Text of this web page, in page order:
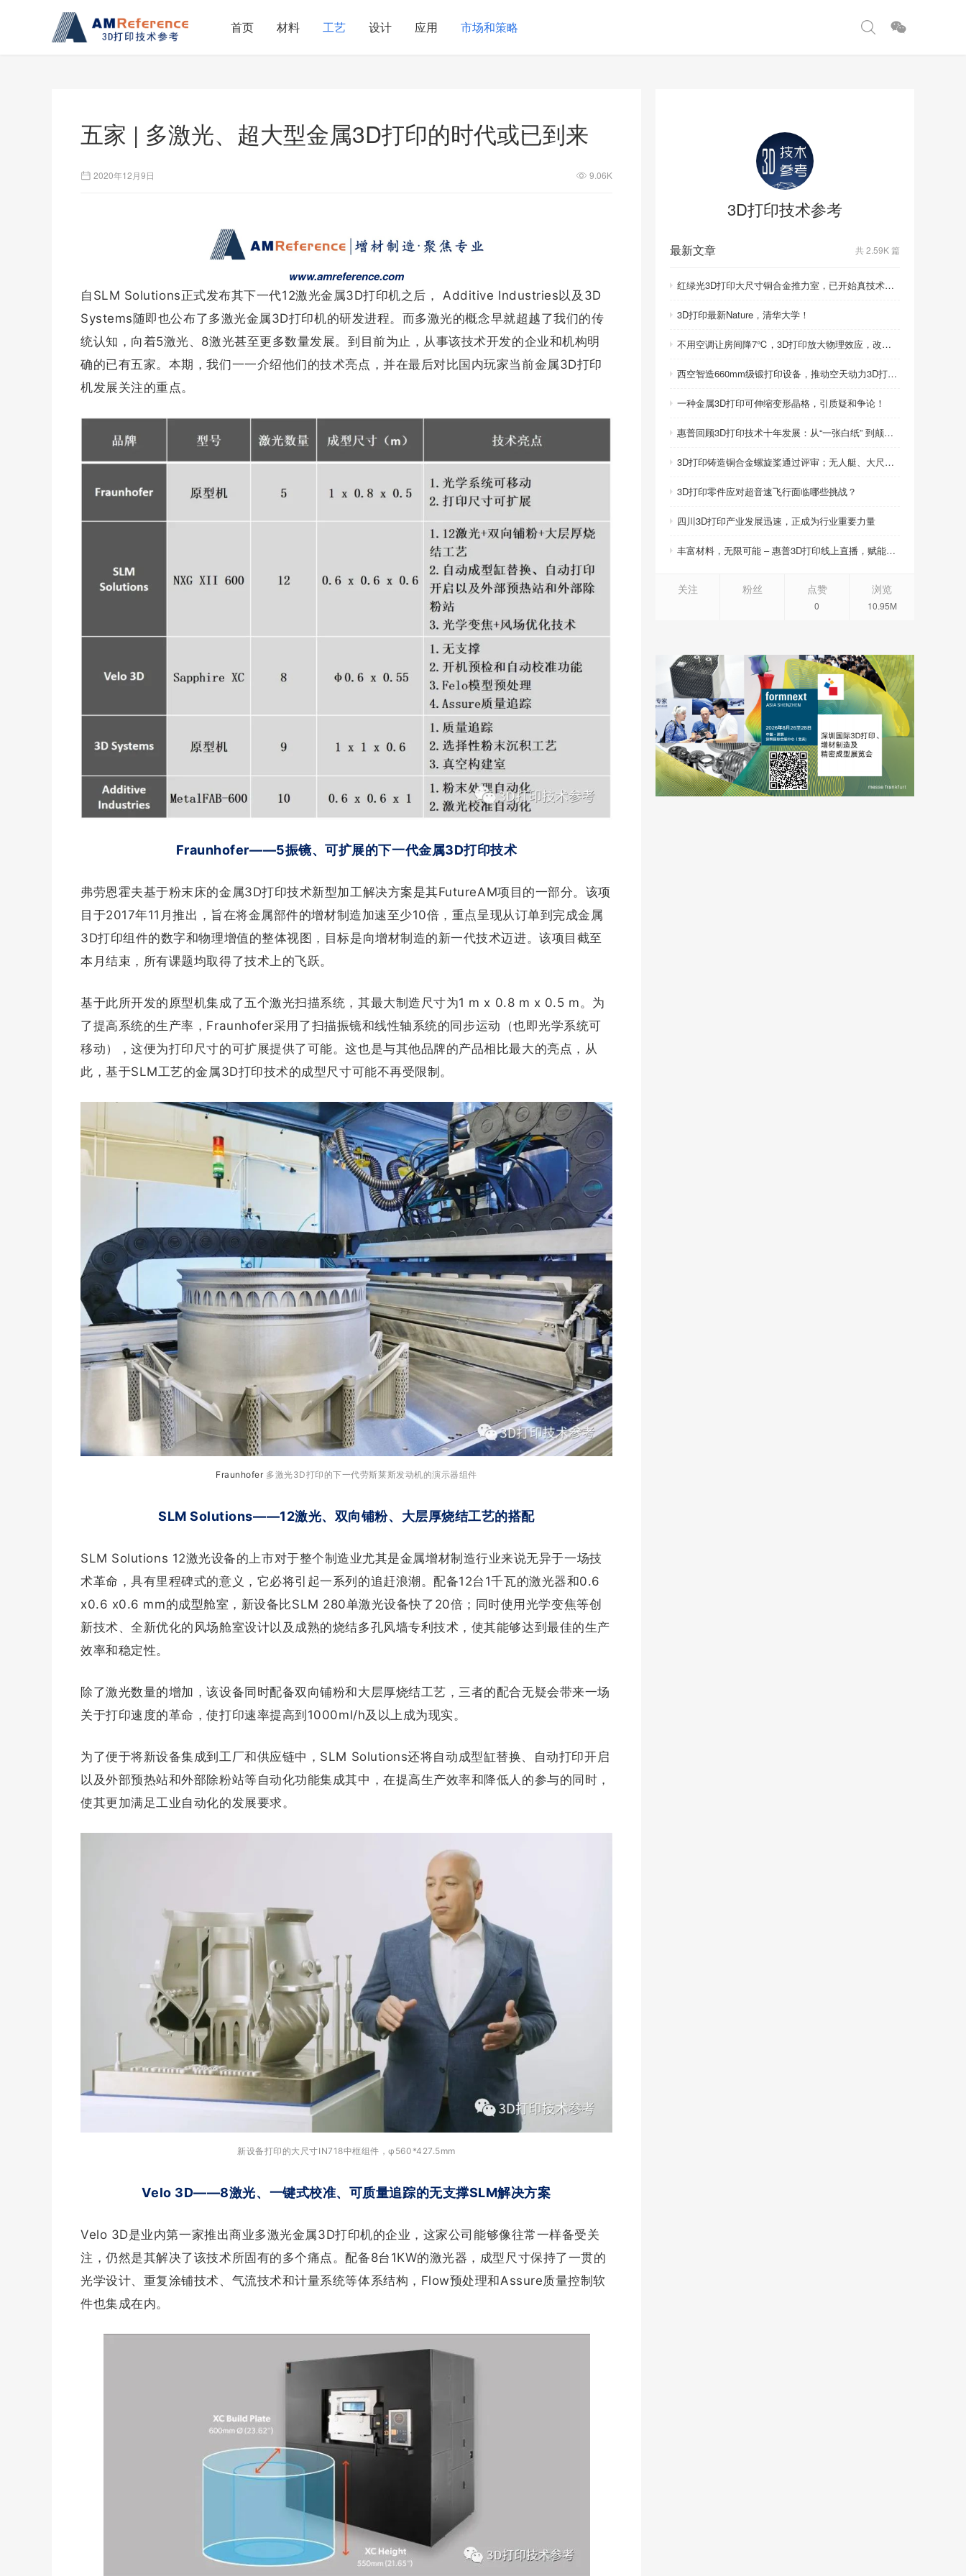
首页 材料 工艺 设计 应用 市场和策略
五家 | 多激光、超大型金属3D打印的时代或已到来
2020年12月9日 9.06K
www.amreference.com
自SLM Solutions正式发布其下一代12激光金属3D打印机之后， Additive Industries以及3D
Systems随即也公布了多激光金属3D打印机的研发进程。而多激光的概念早就超越了我们的传
统认知，向着5激光、8激光甚至更多数量发展。到目前为止，从事该技术开发的企业和机构明
确的已有五家。本期，我们一一介绍他们的技术亮 点，并在最后对比国内玩家当前金属3D打印
机发展关注的重点。
Fraunhofer——5振镜、可扩展的下一代金属3D打印技术
弗劳恩霍夫基于粉末床的金属3D打印技术新型加工解决方案是其FutureAM项目的一部分。该项
目于2017年11月推出，旨在将金属部件的增材制造加速至少10倍，重点呈现从订单到完成金属
3D打印组件的数字和物理增值的整体视图，目标是向增材制造的新一代技术迈进。该项目截至
本月结束，所有课题均取得了技术上的飞跃。
基于此所开发的原型机集成了五个激光扫描系统，其最大制造尺寸为1 m x 0.8 m x 0.5 m。为
了提高系统的生产率，Fraunhofer采用了扫描振镜和线性轴系统的同步运动（也即光学系统可
移动），这便为打印尺寸的可扩展提供了可能。这也是与其他品牌的产品相比最大的亮点，从
此，基于SLM工艺的金属3D打印技术的成型尺寸可能不再受限制。
Fraunhofer 多激光3D打印的下一代劳斯莱斯发动机的演示器组件
SLM Solutions——12激光、双向铺粉、大层厚烧结工艺的搭配
SLM Solutions 12激光设备的上市对于整个制造业尤其是金属增材制造行业来说无异于一场技
术革命，具有里程碑式的意义，它必将引起一系列的追赶浪潮。配备12台1千瓦的激光器和0.6
x0.6 x0.6 mm的成型舱室，新设备比SLM 280单激光设备快了20倍； 同时使用光学变焦等创
新技术、全新优化的风场舱室设计以及成熟的烧结多孔风墙专利技术，使其能够达到最佳的生产
效率和稳定性。
除了激光数量的增加，该设备同时配备双向铺粉和大层厚烧结工艺，三者的配合无疑会带来一场
关于打印速度的革命，使打印速率提高到1000ml/h及以上成为现实。
为了便于将新设备集成到工厂和供应链中，SLM Solutions还将自动成型缸替换、自动打印开启
以及外部预热站和外部除粉站等自动化功能集成其中，在提高生产效率和降低人的参与的同时，
使其更加满足工业自动化的发展要求。
新设备打印的大尺寸IN718中框组件，φ560*427.5mm
Velo 3D——8激光、一键式校准、可质量追踪的无支撑SLM解决方案
Velo 3D是业内第一家推出商业多激光金属3D打印机的企业，这家公司能够像往常一样备受关
注，仍然是其解决了该技术所固有的多个痛点。配备8台1KW的激光器，成型尺寸保持了一贯的
光学设计、重复涂铺技术、气流技术和计量系统等体系结构，Flow预处理和Assure质量控制软
件也集成在内。
3D打印技术参考
最新文章 共 2.59K 篇
红绿光3D打印大尺寸铜合金推力室，已开始真技术比拼！
3D打印最新Nature，清华大学！
不用空调让房间降7℃，3D打印放大物理效应，改写制冷模式
西空智造660mm级锻打印设备，推动空天动力3D打印智造升级
一种金属3D打印可伸缩变形晶格，引质疑和争论！
惠普回顾3D打印技术十年发展：从“一张白纸” 到颠覆性创新
3D打印铸造铜合金螺旋桨通过评审；无人艇、大尺寸热交换器3D打印；人民网报道两家3D打印企业
3D打印零件应对超音速飞行面临哪些挑战？
四川3D打印产业发展迅速，正成为行业重要力量
丰富材料，无限可能 – 惠普3D打印线上直播，赋能产品创新
关注 粉丝 点赞
0
浏览
10.95M